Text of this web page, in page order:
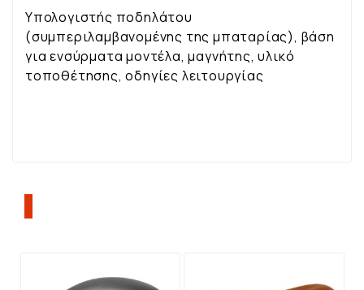
Υπολογιστής ποδηλάτου
(συμπεριλαμβανομένης της μπαταρίας), βάση
για ενσύρματα μοντέλα, μαγνήτης, υλικό
τοποθέτησης, οδηγίες λειτουργίας